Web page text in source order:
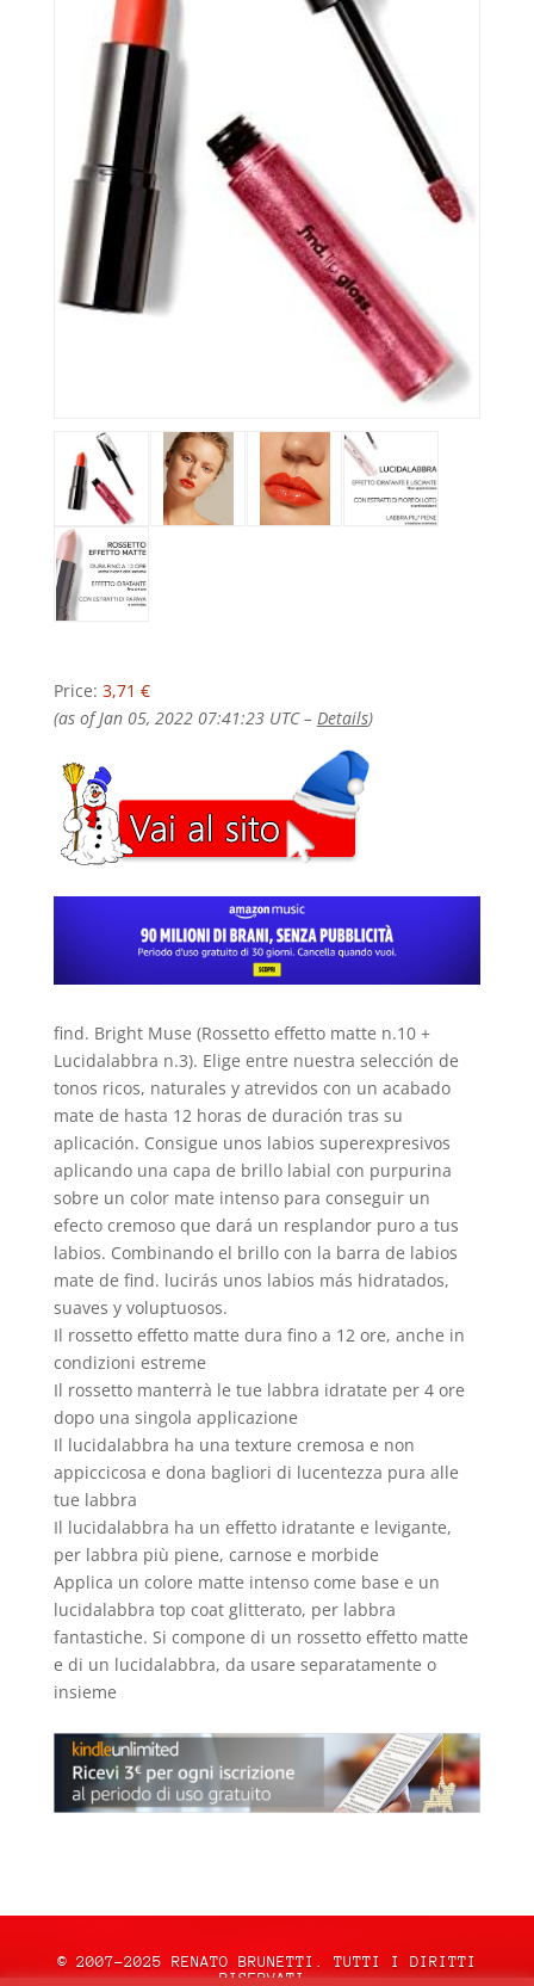
Price: 3,71 €
(as of Jan 05, 2022 07:41:23 UTC – Details)
find. Bright Muse (Rossetto effetto matte n.10 +
Lucidalabbra n.3). Elige entre nuestra selección de
tonos ricos, naturales y atrevidos con un acabado
mate de hasta 12 horas de duración tras su
aplicación. Consigue unos labios superexpresivos
aplicando una capa de brillo labial con purpurina
sobre un color mate intenso para conseguir un
efecto cremoso que dará un resplandor puro a tus
labios. Combinando el brillo con la barra de labios
mate de find. lucirás unos labios más hidratados,
suaves y voluptuosos.
Il rossetto effetto matte dura fino a 12 ore, anche in
condizioni estreme
Il rossetto manterrà le tue labbra idratate per 4 ore
dopo una singola applicazione
Il lucidalabbra ha una texture cremosa e non
appiccicosa e dona bagliori di lucentezza pura alle
tue labbra
Il lucidalabbra ha un effetto idratante e levigante,
per labbra più piene, carnose e morbide
Applica un colore matte intenso come base e un
lucidalabbra top coat glitterato, per labbra
fantastiche. Si compone di un rossetto effetto matte
e di un lucidalabbra, da usare separatamente o
insieme
© 2007-2025 RENATO BRUNETTI. TUTTI I DIRITTI
RISERVATI.